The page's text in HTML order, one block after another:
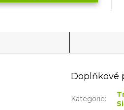
Doplňkové
Kategorie: